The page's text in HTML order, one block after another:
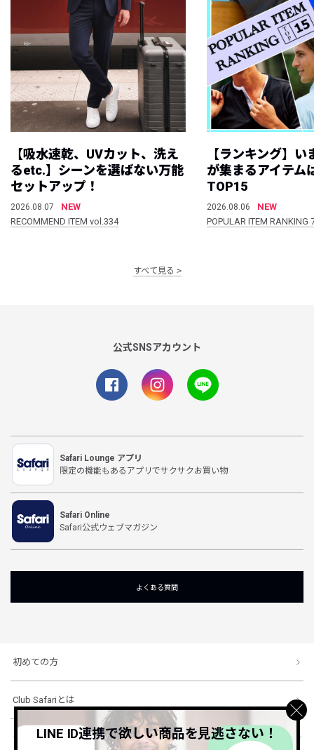
【吸水速乾、UVカット、洗え
るetc.】シーンを選ばない万能
セットアップ！
2026.08.07
NEW
RECOMMEND ITEM vol.334
【ランキング】
が集まるアイテム
TOP15
2026.08.06
NEW
POPULAR ITEM
すべて見る
公式SNSアカウント
Safari Lounge アプリ
限定の機能もあるアプリでサクサクお買い物
Safari Online
Safari公式ウェブマガジン
よくある質問
初めての方
Club Safariとは
ショッピングガイド
LINE ID連携で欲しい商品を見逃さない！